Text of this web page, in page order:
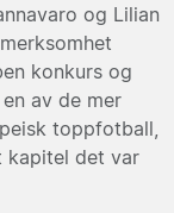
og Lilian
konkurs og
av de mer
toppfotball,
kapitel det var